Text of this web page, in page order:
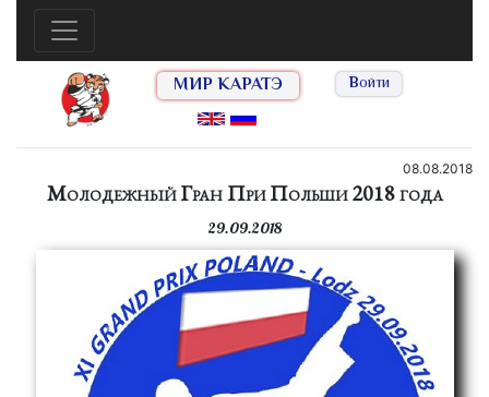
МИР КАРАТЭ Войти
08.08.2018
Молодежный Гран При Польши 2018 года
29.09.2018